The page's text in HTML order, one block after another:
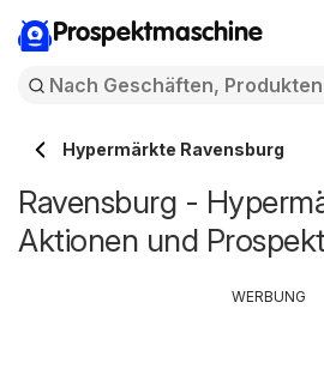
Prospektmaschine
Hypermärkte Ravensburg
Ravensburg -
Aktionen und
WERBUNG